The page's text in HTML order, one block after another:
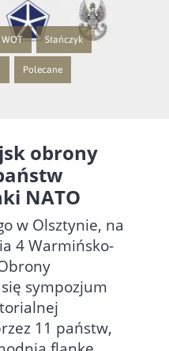
o kategorii Międzynarodowe
nowej strony z listą publikacji o
Stańczyk
Przejście do nowej strony z
o kategorii Siły Zbrojne RP
nowej strony z listą publikacji o
Polecane
Przejście do nowej strony z listą
o kategorii Kooperacja
strony z listą publikacji o kategorii
obrony
NATO
w Olsztynie, na
4 Warmińsko-
sympozjum
11 państw,